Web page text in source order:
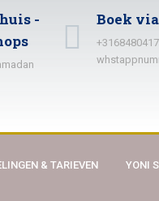
-
Boek
& TARIEVEN YONI